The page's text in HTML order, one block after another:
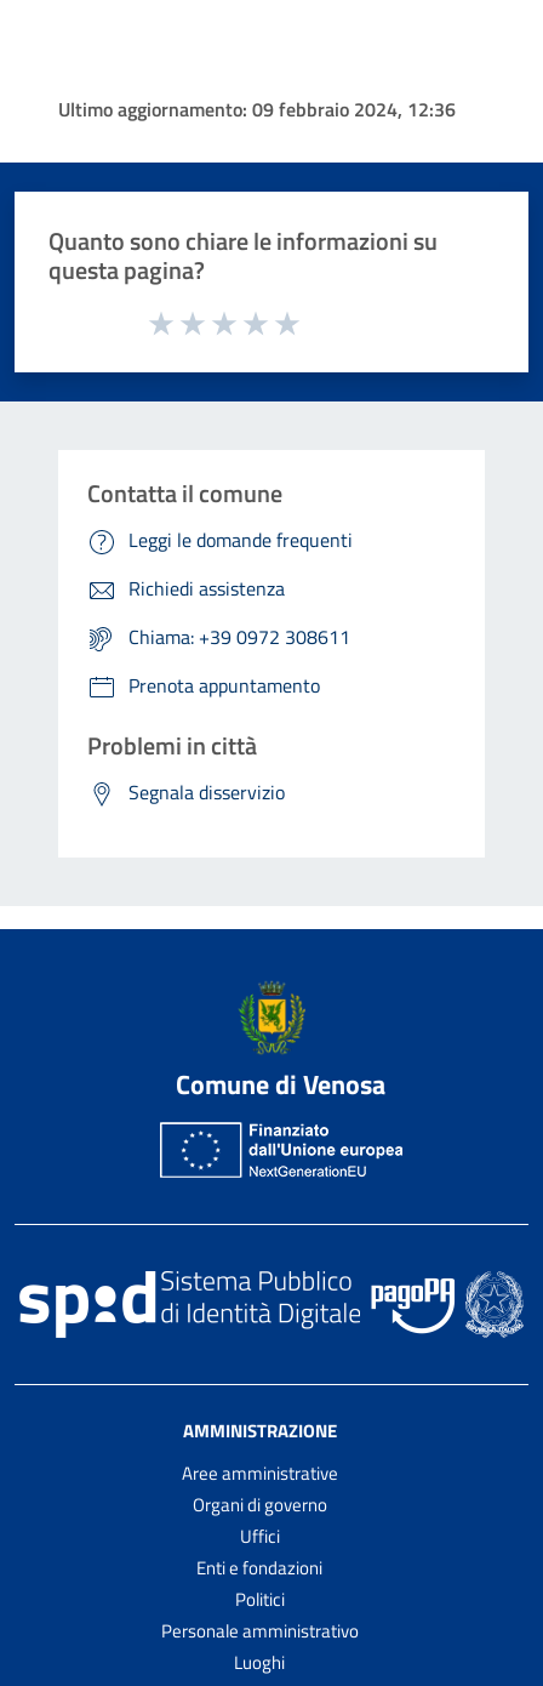
Ultimo aggiornamento: 09 febbraio 2024, 12:36
Quanto sono chiare le informazioni su
questa pagina?
Valuta da 1 a 5 stelle la pagina
Contatta il comune
Leggi le domande frequenti
Richiedi assistenza
Chiama: +39 0972 308611
Prenota appuntamento
Problemi in città
Segnala disservizio
Comune di Venosa
AMMINISTRAZIONE
Aree amministrative
Organi di governo
Uffici
Enti e fondazioni
Politici
Personale amministrativo
Luoghi